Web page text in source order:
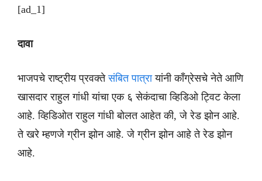
[ad_1]
दावा
भाजपचे राष्ट्रीय प्रवक्तेसंबित पात्रायांनी काँग्रेसचे नेते आणि
खासदार राहुल गांधी यांचा एक ६ सेकंदाचा व्हिडिओ ट्विट केला
आहे. व्हिडिओत राहुल गांधी बोलत आहेत की, जे रेड झोन आहे.
ते खरे म्हणजे ग्रीन झोन आहे. जे ग्रीन झोन आहे ते रेड झोन
आहे.